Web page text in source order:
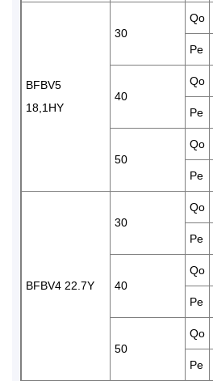
BFBV5
18,1HY
30
Qo
Pe
40
Qo
Pe
50
Qo
Pe
BFBV4 22.7Y
30
Qo
Pe
40
Qo
Pe
50
Qo
Pe